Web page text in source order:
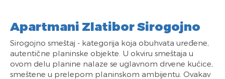
Apartmani Zlatibor Sirogojno
Sirogojno smeštaj - kategorija koja obuhvata uređene,
autentične planinske objekte. U okviru smeštaja u
ovom delu planine nalaze se uglavnom drvene kućice,
smeštene u prelepom planinskom ambijentu. Ovakav